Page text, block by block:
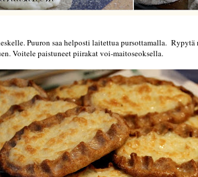
Puuron saa helposti laitettua pursottamalla. Rypytä
Voitele paistuneet piirakat voi-maitoseoksella.